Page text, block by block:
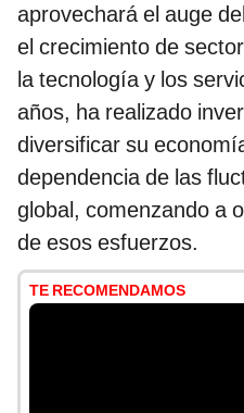
aprovechará el auge
el crecimiento de
la tecnología y los
años, ha realizado
diversificar su
dependencia de las
global, comenzando a
de esos esfuerzos.
TE RECOMENDAMOS